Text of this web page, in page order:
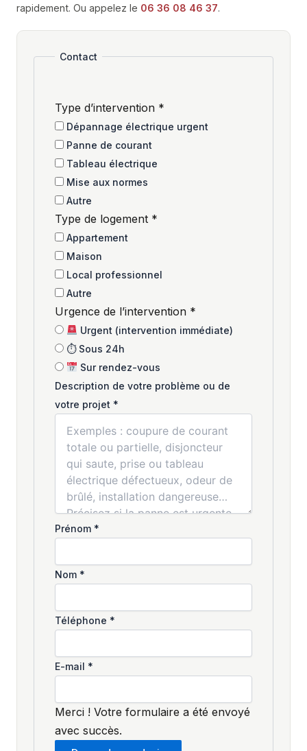
rapidement. Ou appelez le 06 36 08 46 37.
Contact
Type d’intervention *
Dépannage électrique urgent
Panne de courant
Tableau électrique
Mise aux normes
Autre
Type de logement *
Appartement
Maison
Local professionnel
Autre
Urgence de l’intervention *
Urgent (intervention immédiate)
⏱ Sous 24h
Sur rendez-vous
Description de votre problème ou de
votre projet *
Prénom *
Nom *
Téléphone *
E-mail *
Merci ! Votre formulaire a été envoyé
avec succès.